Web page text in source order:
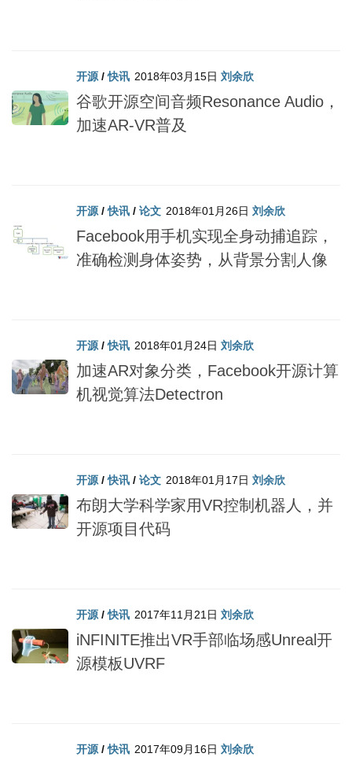
开源/快讯 2018年03月15日 刘余欣
谷歌开源空间音频Resonance Audio，
加速AR-VR普及
开源/快讯 / 论文 2018年01月26日 刘余欣
Facebook用手机实现全身动捕追踪，
准确检测身体姿势，从背景分割人像
开源/快讯 2018年01月24日 刘余欣
加速AR对象分类，Facebook开源计算
机视觉算法Detectron
开源/快讯 / 论文 2018年01月17日 刘余欣
布朗大学科学家用VR控制机器人，并
开源项目代码
开源/快讯 2017年11月21日 刘余欣
iNFINITE推出VR手部临场感Unreal开
源模板UVRF
开源/快讯 2017年09月16日 刘余欣